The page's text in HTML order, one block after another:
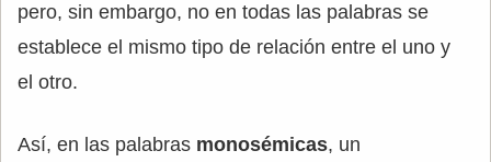
pero, sin embargo, no en todas las palabras se
establece el mismo tipo de relación entre el uno y
el otro.
Así, en las palabras monosémicas, un